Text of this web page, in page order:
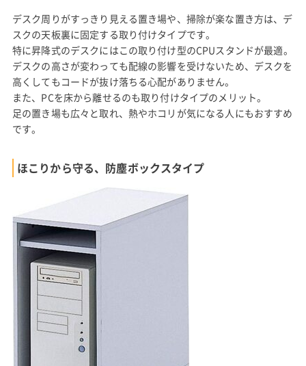
デスク周りがすっきり見える置き場や、掃除が楽な置き方は、デ
スクの天板裏に固定する取り付けタイプです。
特に昇降式のデスクにはこの取り付け型のCPUスタンドが最適。
デスクの高さが変わっても配線の影響を受けないため、デスクを
高くしてもコードが抜け落ちる心配がありません。
また、PCを床から離せるのも取り付けタイプのメリット。
足の置き場も広々と取れ、熱やホコリが気になる人にもおすすめ
です。
ほこりから守る、防塵ボックスタイプ